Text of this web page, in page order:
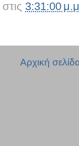
στις 3:31:00
Αρχική